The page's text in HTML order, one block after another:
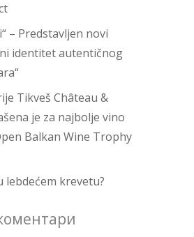
– Predstavljen novi
identitet autentičnog
Tikveš Château &
je za najbolje vino
Balkan Wine Trophy
lebdećem krevetu?